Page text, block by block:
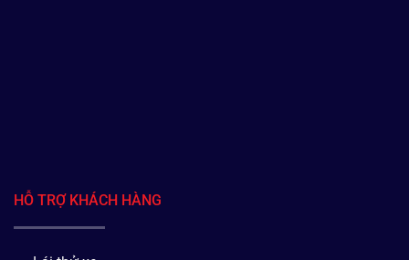
HỖ TRỢ KHÁCH HÀNG